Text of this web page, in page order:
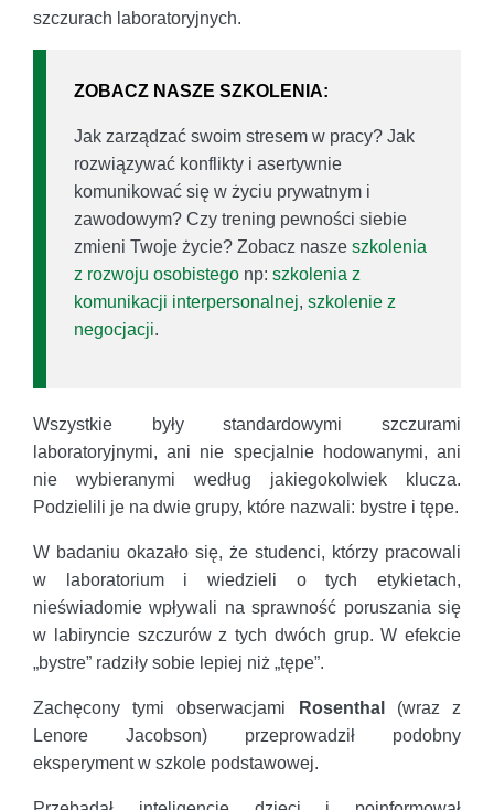
szczurach laboratoryjnych.
ZOBACZ NASZE SZKOLENIA:
Jak zarządzać swoim stresem w pracy? Jak
rozwiązywać konflikty i asertywnie
komunikować się w życiu prywatnym i
zawodowym? Czy trening pewności siebie
zmieni Twoje życie? Zobacz nasze szkolenia
z rozwoju osobistego np: szkolenia z
komunikacji interpersonalnej, szkolenie z
negocjacji.
Wszystkie były standardowymi szczurami
laboratoryjnymi, ani nie specjalnie hodowanymi, ani
nie wybieranymi według jakiegokolwiek klucza.
Podzielili je na dwie grupy, które nazwali: bystre i tępe.
W badaniu okazało się, że studenci, którzy pracowali
w laboratorium i wiedzieli o tych etykietach,
nieświadomie wpływali na sprawność poruszania się
w labiryncie szczurów z tych dwóch grup. W efekcie
„bystre” radziły sobie lepiej niż „tępe”.
Zachęcony tymi obserwacjami Rosenthal
(wraz z
Lenore Jacobson) przeprowadził podobny
eksperyment w szkole podstawowej.